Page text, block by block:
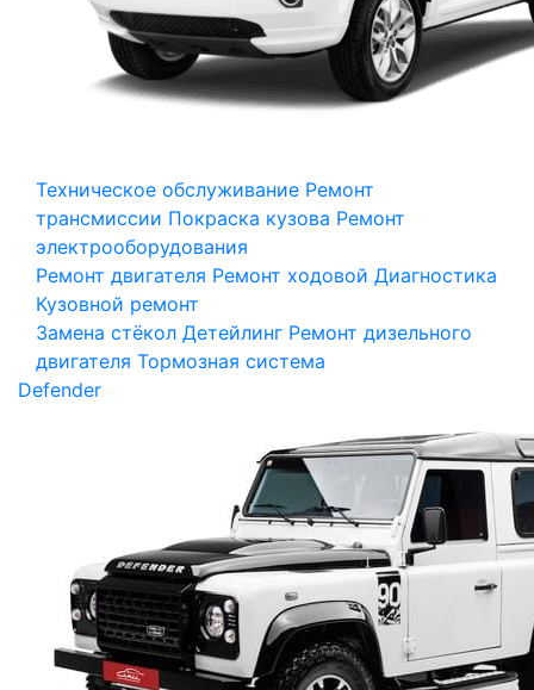
Техническое обслуживание Ремонт
трансмиссии Покраска кузова Ремонт
электрооборудования
Ремонт двигателя Ремонт ходовой Диагностика
Кузовной ремонт
Замена стёкол Детейлинг Ремонт дизельного
двигателя Тормозная система
Defender